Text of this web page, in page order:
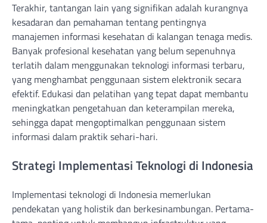
Terakhir, tantangan lain yang signifikan adalah kurangnya
kesadaran dan pemahaman tentang pentingnya
manajemen informasi kesehatan di kalangan tenaga medis.
Banyak profesional kesehatan yang belum sepenuhnya
terlatih dalam menggunakan teknologi informasi terbaru,
yang menghambat penggunaan sistem elektronik secara
efektif. Edukasi dan pelatihan yang tepat dapat membantu
meningkatkan pengetahuan dan keterampilan mereka,
sehingga dapat mengoptimalkan penggunaan sistem
informasi dalam praktik sehari-hari.
Strategi Implementasi Teknologi di Indonesia
Implementasi teknologi di Indonesia memerlukan
pendekatan yang holistik dan berkesinambungan. Pertama-